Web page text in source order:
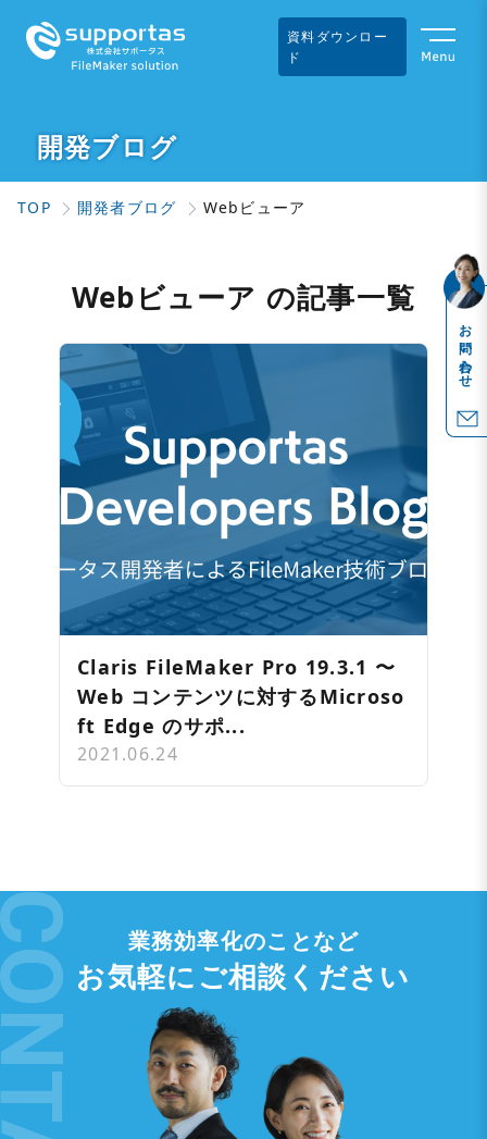
資料ダウンロー
ド
お問い合わせ
開発ブログ
TOP 開発者ブログ Webビューア
Webビューア の記事一覧
Claris FileMaker Pro 19.3.1 〜
Web コンテンツに対するMicroso
ft Edge のサポ...
2021.06.24
業務効率化のことなど
お気軽にご相談ください